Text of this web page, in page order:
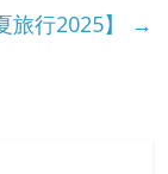
旅行2025】 →